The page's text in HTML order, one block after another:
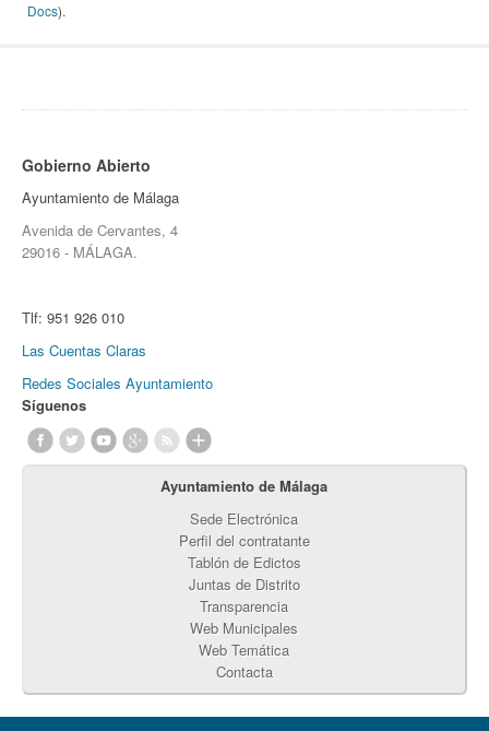
Docs).
Gobierno Abierto
Ayuntamiento de Málaga
Avenida de Cervantes, 4
29016 - MÁLAGA.
Tlf: 951 926 010
Las Cuentas Claras
Redes Sociales Ayuntamiento
Síguenos
Ayuntamiento de Málaga
Sede Electrónica
Perfil del contratante
Tablón de Edictos
Juntas de Distrito
Transparencia
Web Municipales
Web Temática
Contacta